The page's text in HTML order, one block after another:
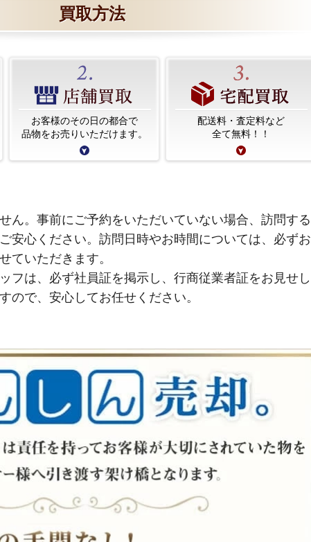
買取方法
お客様のその日の都合で
品物をお売りいただけます。
配送料・査定料など
全て無料！！
ん。事前にご予約をいただいていない場合、訪問する
安心ください。訪問日時やお時間については、必ずお
ていただきます。
フは、必ず社員証を掲示し、行商従業者証をお見せし
ので、安心してお任せください。